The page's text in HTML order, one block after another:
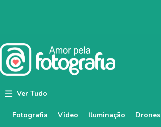
Ver Tudo
Fotografia Vídeo Iluminação Drones